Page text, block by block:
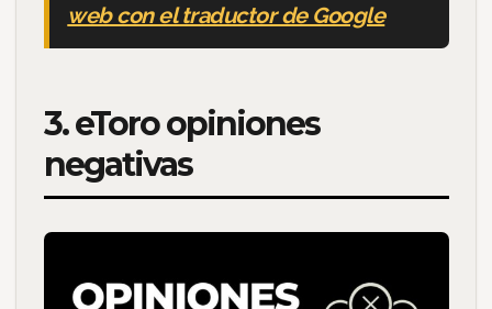
web con el traductor de Google
3. eToro opiniones
negativas